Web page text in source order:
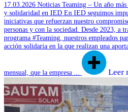
17.03.2026 Noticias Teaming – Un año
y solidaridad en IED En IED seguimos
iniciativas que refuerzan nuestro
personas y con la sociedad. Desde 2023, a
programa #Teaming, nuestros empleados
acción solidaria en la que realizan una
mensual, que la empresa ... Leer